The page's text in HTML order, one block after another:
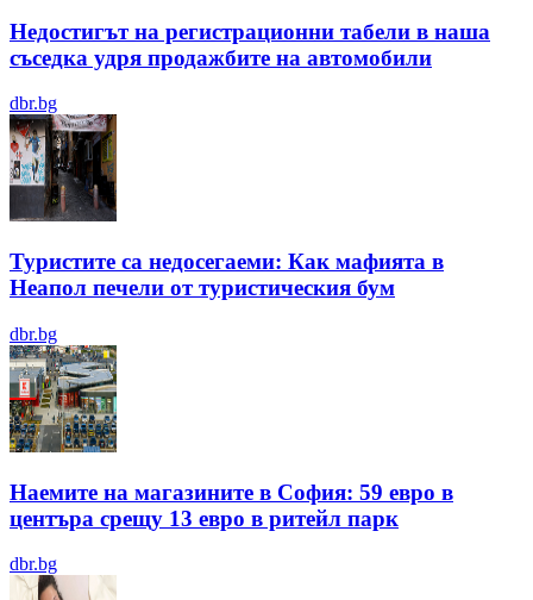
Недостигът на регистрационни табели в наша
съседка удря продажбите на автомобили
dbr.bg
Туристите са недосегаеми: Как мафията в
Неапол печели от туристическия бум
dbr.bg
Наемите на магазините в София: 59 евро в
центъра срещу 13 евро в ритейл парк
dbr.bg